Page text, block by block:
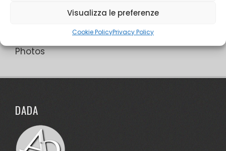
Visualizza le preferenze
Cookie PolicyPrivacy Policy
Photos
DADA